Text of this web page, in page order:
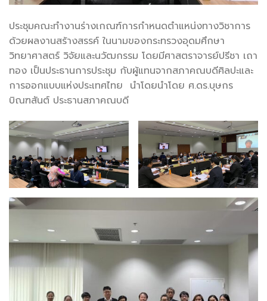
ประชุมคณะทำงานร่างเกณฑ์การกำหนดตำแหน่งทางวิชาการ
ด้วยผลงานสร้างสรรค์ ในนามของกระทรวงอุดมศึกษา
วิทยาศาสตร์ วิจัยและนวัฒกรรม โดยมีศาสตราจารย์ปรีชา เถา
ทอง เป็นประธานการประชุม กับผู้แทนจากสภาคณบดีศิลปะและ
การออกแบบแห่งประเทศไทย นำโดยนำโดย ศ.ดร.บุษกร
บิณฑสันต์ ประธานสภาคณบดี